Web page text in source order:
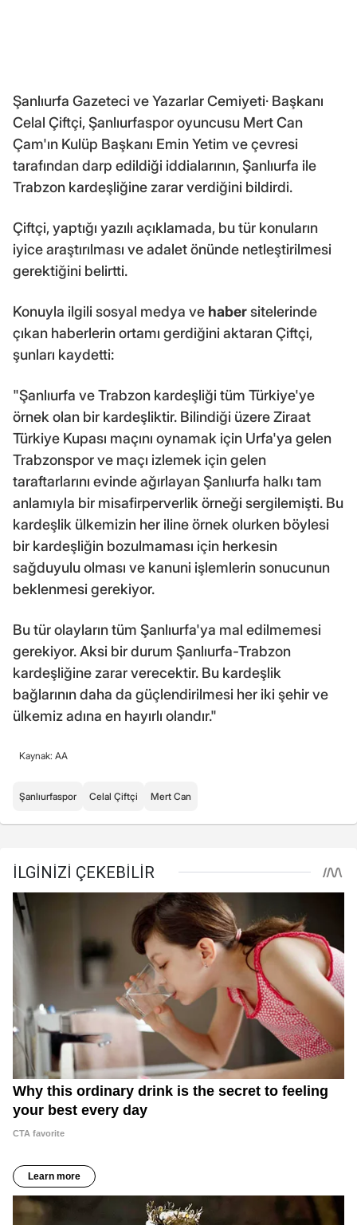
Şanlıurfa Gazeteci ve Yazarlar Cemiyeti· Başkanı
Celal Çiftçi, Şanlıurfaspor oyuncusu Mert Can
Çam'ın Kulüp Başkanı Emin Yetim ve çevresi
tarafından darp edildiği iddialarının, Şanlıurfa ile
Trabzon kardeşliğine zarar verdiğini bildirdi.
Çiftçi, yaptığı yazılı açıklamada, bu tür konuların
iyice araştırılması ve adalet önünde netleştirilmesi
gerektiğini belirtti.
Konuyla ilgili sosyal medya ve habersitelerinde
çıkan haberlerin ortamı gerdiğini aktaran Çiftçi,
şunları kaydetti:
"Şanlıurfa ve Trabzon kardeşliği tüm Türkiye'ye
örnek olan bir kardeşliktir. Bilindiği üzere Ziraat
Türkiye Kupası maçını oynamak için Urfa'ya gelen
Trabzonspor ve maçı izlemek için gelen
taraftarlarını evinde ağırlayan Şanlıurfa halkı tam
anlamıyla bir misafirperverlik örneği sergilemişti. Bu
kardeşlik ülkemizin her iline örnek olurken böylesi
bir kardeşliğin bozulmaması için herkesin
sağduyulu olması ve kanuni işlemlerin sonucunun
beklenmesi gerekiyor.
Bu tür olayların tüm Şanlıurfa'ya mal edilmemesi
gerekiyor. Aksi bir durum Şanlıurfa-Trabzon
kardeşliğine zarar verecektir. Bu kardeşlik
bağlarının daha da güçlendirilmesi her iki şehir ve
ülkemiz adına en hayırlı olandır."
Kaynak: AA
Şanlıurfaspor Celal Çiftçi Mert Can